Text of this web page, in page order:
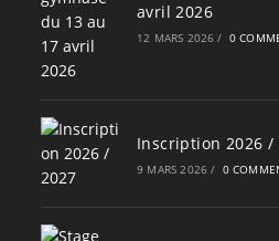
avril 2026
12 MARS 2026 / 0
Inscription 2026 /
9 MARS 2026 / 0